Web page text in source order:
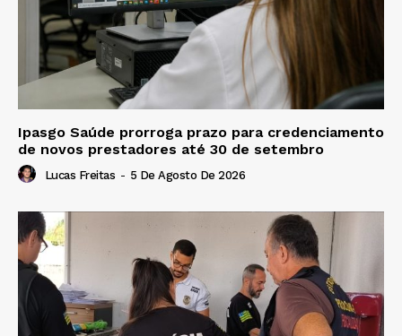
Ipasgo Saúde prorroga prazo para credenciamento
de novos prestadores até 30 de setembro
Lucas Freitas - 5 De Agosto De 2026